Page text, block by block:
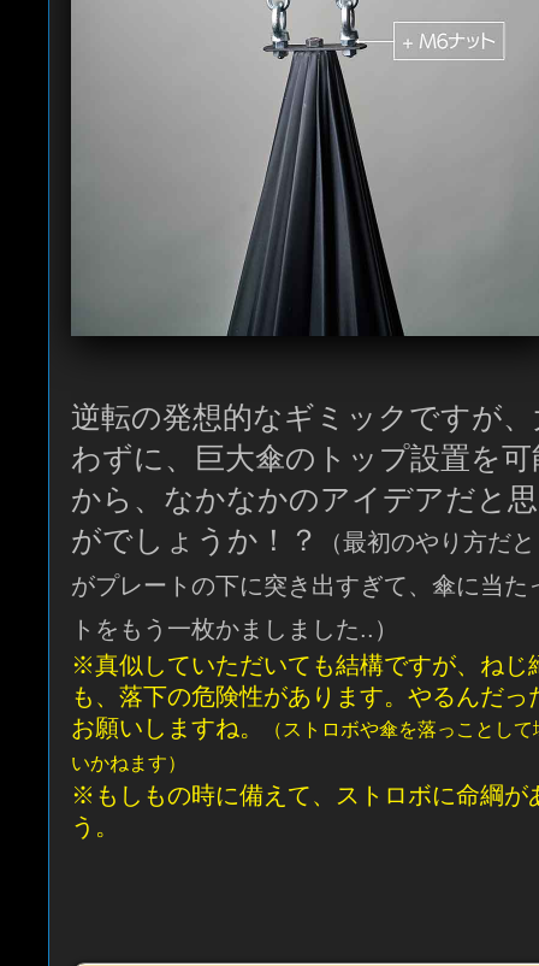
逆転の発想的なギミックですが
わずに、巨大傘のトップ設置を
から、なかなかのアイデアだと
がでしょうか！？
（最初のやり方だ
がプレートの下に突き出すぎて、傘に当
トをもう一枚かましました..）
※真似していただいても結構ですが、ねじ
も、落下の危険性があります。やるんだ
お願いしますね。
（ストロボや傘を落っことし
いかねます）
※もしもの時に備えて、ストロボに命綱が
う。